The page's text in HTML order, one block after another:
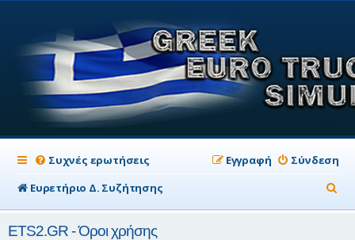
Συχνές ερωτήσεις Σύνδεση
Εγγραφή
Ευρετήριο Δ. Συζήτησης
ν
ETS2.GR - Όροι χρήσης